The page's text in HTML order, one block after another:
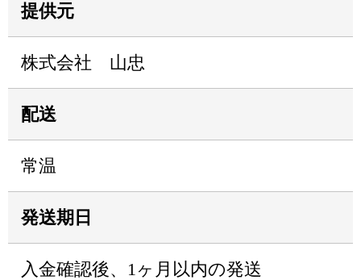
提供元
株式会社 山忠
配送
常温
発送期日
入金確認後、1ヶ月以内の発送